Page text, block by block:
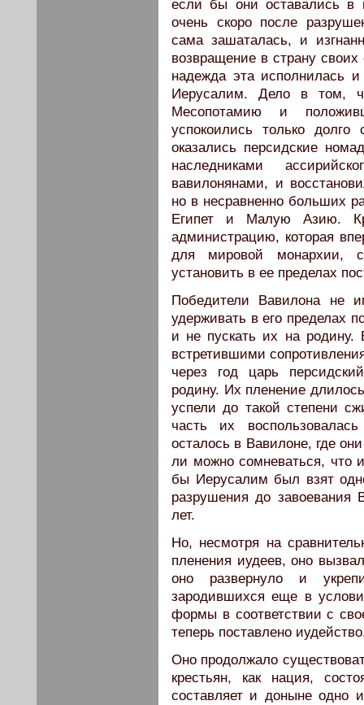
если бы они оставались в
очень скоро после
сама заша­талась, и
возвращение в страну
надежда эта исполнилась
Иерусалим. Дело в том,
Месопотамию и
успокоились только
оказались персидские
наследниками
вавилонянами, и
но в несравненно больших
Египет и Малую Азию.
администрацию, которая
для мировой монархии,
установить в ее пределах
Победители Вавилона не
удерживать в его пределах
и не пускать их на
встретившими
че­рез год царь
родину. Их пленение
успели до такой степени
часть их
осталось в Вавилоне, где
ли можно сомневаться, что
бы Иерусалим был взят
разрушения до
лет.
Но, несмотря на
пленения иудеев, оно
оно развернуло и
зародившихся еще в
формы в соответствии с
теперь по­ставлено
Оно продолжало
крестьян, как нация,
составляет и доныне одно